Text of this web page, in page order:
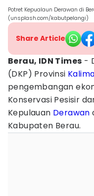
Potret Kepualaun Derawan di
(unsplash.com/kabutpelangi)
Share Article
Berau, IDN Times -
(DKP) Provinsi
pengembangan
Konservasi Pesisir
Kepulauan Derawan
Kabupaten Berau.